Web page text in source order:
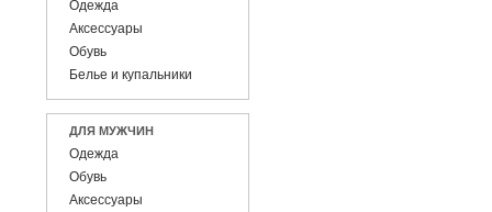
Одежда
Аксессуары
Обувь
Белье и купальники
ДЛЯ МУЖЧИН
Одежда
Обувь
Аксессуары